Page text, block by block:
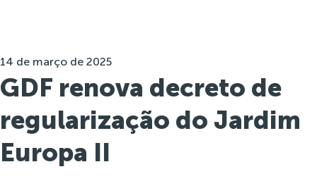
14 de março de 2025
GDF renova decreto de
regularização do Jardim
Europa II